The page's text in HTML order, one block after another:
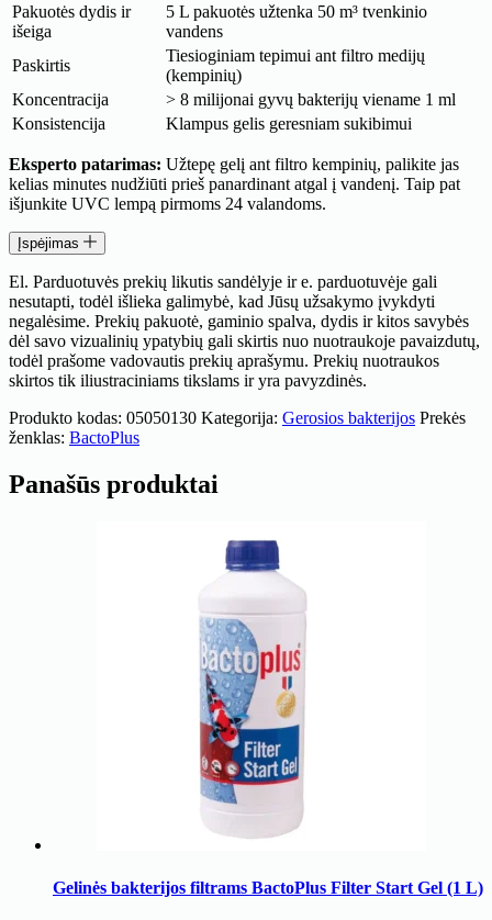
Pakuotės dydis ir
išeiga
5 L pakuotės užtenka 50 m³ tvenkinio
vandens
Paskirtis
Tiesioginiam tepimui ant filtro medijų
(kempinių)
Koncentracija
> 8 milijonai gyvų bakterijų viename 1 ml
Konsistencija
Klampus gelis geresniam sukibimui
Eksperto patarimas: Užtepę gelį ant filtro kempinių, palikite jas
kelias minutes nudžiūti prieš panardinant atgal į vandenį. Taip pat
išjunkite UVC lempą pirmoms 24 valandoms.
Įspėjimas
El. Parduotuvės prekių likutis sandėlyje ir e. parduotuvėje gali
nesutapti, todėl išlieka galimybė, kad Jūsų užsakymo įvykdyti
negalėsime. Prekių pakuotė, gaminio spalva, dydis ir kitos savybės
dėl savo vizualinių ypatybių gali skirtis nuo nuotraukoje pavaizdutų,
todėl prašome vadovautis prekių aprašymu. Prekių nuotraukos
skirtos tik iliustraciniams tikslams ir yra pavyzdinės.
Produkto kodas: 05050130 Kategorija: Gerosios bakterijos Prekės
ženklas: BactoPlus
Panašūs produktai
Gelinės bakterijos filtrams BactoPlus Filter Start Gel (1 L)